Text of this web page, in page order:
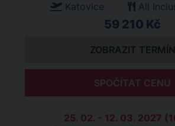
Katovice
All
59 210 Kč
ZOBRAZIT TERMÍN
SPOČÍTAT CENU
25. 02. - 12. 03. 2027